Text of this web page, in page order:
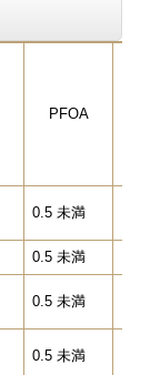
PFOA
0.5 未満
0.5 未満
0.5 未満
0.5 未満